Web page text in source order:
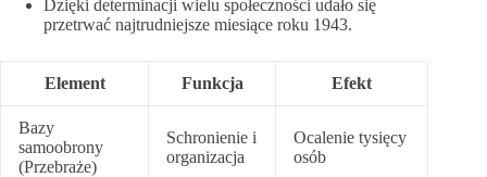
Dzięki determinacji wielu społeczności udało się
przetrwać najtrudniejsze miesiące roku 1943.
Element Funkcja Efekt
Bazy
samoobrony
(Przebraże)
Schronienie i
organizacja
Ocalenie tysięcy
osób